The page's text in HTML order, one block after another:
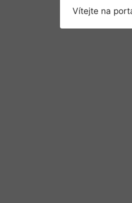
Vítejte na